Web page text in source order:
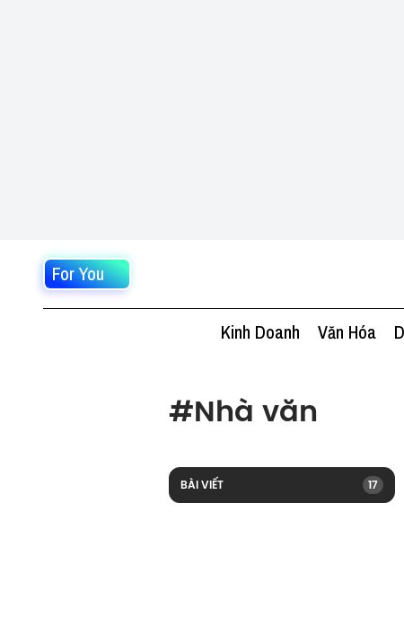
For You
Kinh Doanh Văn Hóa
#Nhà văn
BÀI VIẾT 17